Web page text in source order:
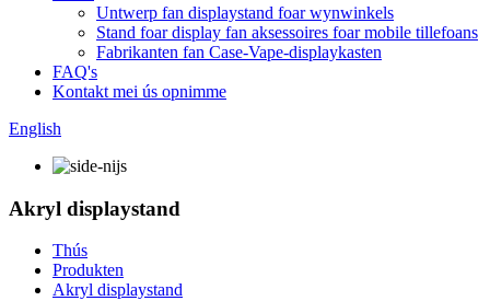
Untwerp fan displaystand foar wynwinkels
Stand foar display fan aksessoires foar mobile tillefoans
Fabrikanten fan Case-Vape-displaykasten
FAQ's
Kontakt mei ús opnimme
English
Akryl displaystand
Thús
Produkten
Akryl displaystand